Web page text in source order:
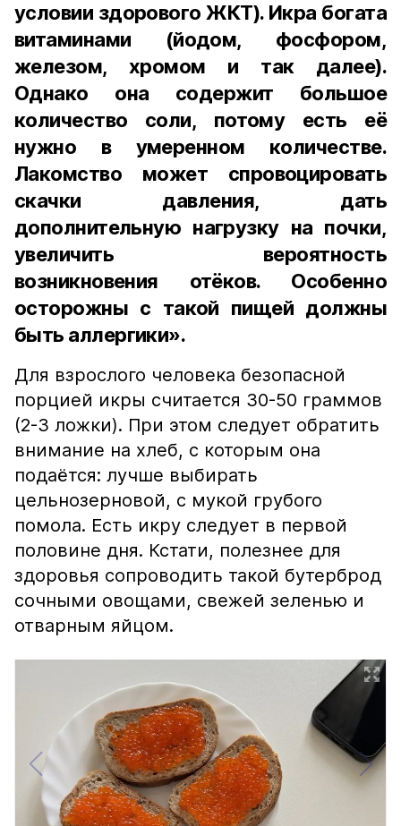
условии здорового ЖКТ). Икра богата
витаминами (йодом, фосфором,
железом, хромом и так далее).
Однако она содержит большое
количество соли, потому есть её
нужно в умеренном количестве.
Лакомство может спровоцировать
скачки давления, дать
дополнительную нагрузку на почки,
увеличить вероятность
возникновения отёков. Особенно
осторожны с такой пищей должны
быть аллергики».
Для взрослого человека безопасной
порцией икры считается 30-50 граммов
(2-3 ложки). При этом следует обратить
внимание на хлеб, с которым она
подаётся: лучше выбирать
цельнозерновой, с мукой грубого
помола. Есть икру следует в первой
половине дня. Кстати, полезнее для
здоровья сопроводить такой бутерброд
сочными овощами, свежей зеленью и
отварным яйцом.